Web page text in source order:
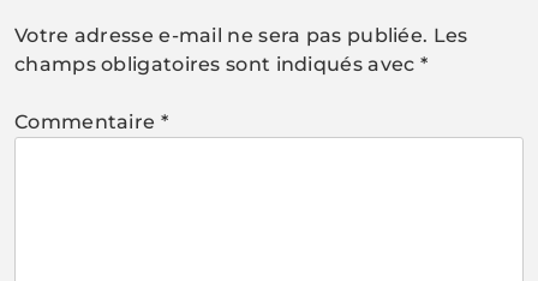
Votre adresse e-mail ne sera pas publiée. Les
champs obligatoires sont indiqués avec *
Commentaire *